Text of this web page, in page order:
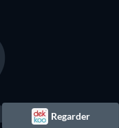
Regarder